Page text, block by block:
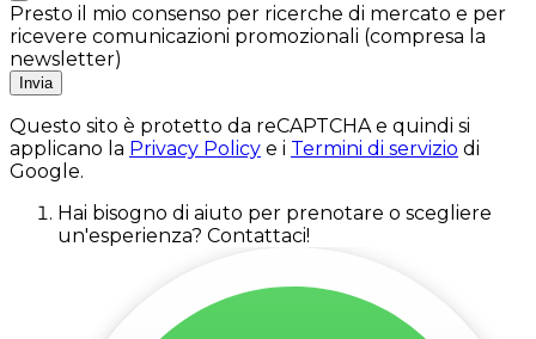
Presto il mio consenso per ricerche di mercato e per
ricevere comunicazioni promozionali (compresa la
newsletter)
Invia
Questo sito è protetto da reCAPTCHA e quindi si
applicano la Privacy Policy e i Termini di servizio di
Google.
Hai bisogno di aiuto per prenotare o scegliere
un'esperienza? Contattaci!